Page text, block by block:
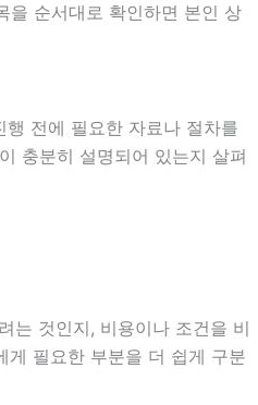
을 순서대로 확인하면 본인 상
전에 필요한 자료나 절차를
충분히 설명되어 있는지 살펴
는 것인지, 비용이나 조건을 비
게 필요한 부분을 더 쉽게 구분